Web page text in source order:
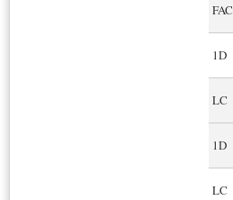
FAC
1D
LC
1D
LC